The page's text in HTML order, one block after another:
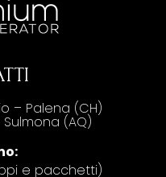
– Palena (CH)
Sulmona (AQ)
e pacchetti)